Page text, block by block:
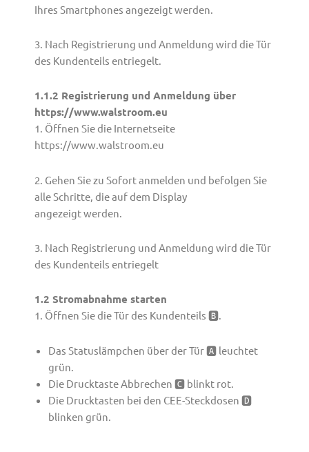
Ihres Smartphones angezeigt werden.
3. Nach Registrierung und Anmeldung wird die Tür
des Kundenteils entriegelt.
1.1.2 Registrierung und Anmeldung über
https://www.walstroom.eu
1. Öffnen Sie die Internetseite
https://www.walstroom.eu
2. Gehen Sie zu Sofort anmelden und befolgen Sie
alle Schritte, die auf dem Display
angezeigt werden.
3. Nach Registrierung und Anmeldung wird die Tür
des Kundenteils entriegelt
1.2 Stromabnahme starten
1. Öffnen Sie die Tür des Kundenteils 🅱.
Das Statuslämpchen über der Tür 🅰 leuchtet
grün.
Die Drucktaste Abbrechen 🅲 blinkt rot.
Die Drucktasten bei den CEE-Steckdosen 🅳
blinken grün.